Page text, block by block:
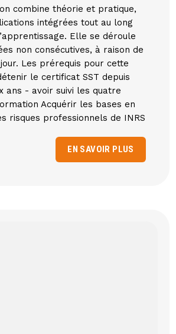
combine théorie et pratique,
intégrées tout au long
Elle se déroule
non consécutives, à raison de
Les prérequis pour cette
le certificat SST depuis
ans - avoir suivi les quatre
Acquérir les bases en
risques professionnels de INRS
EN SAVOIR PLUS